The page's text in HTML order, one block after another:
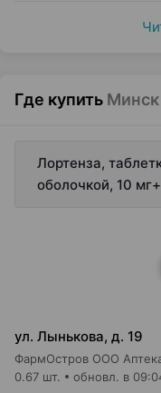
Где купить Минск
Лортенза,
оболочкой, 10
ул. Лынькова, д. 19
ФармОстров ООО
0.67 шт. обновл. в